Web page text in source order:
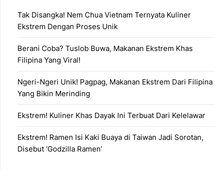
Tak Disangka! Nem Chua Vietnam Ternyata Kuliner
Ekstrem Dengan Proses Unik
Berani Coba? Tuslob Buwa, Makanan Ekstrem Khas
Filipina Yang Viral!
Ngeri-Ngeri Unik! Pagpag, Makanan Ekstrem Dari Filipina
Yang Bikin Merinding
Ekstrem! Kuliner Khas Dayak Ini Terbuat Dari Kelelawar
Ekstrem! Ramen Isi Kaki Buaya di Taiwan Jadi Sorotan,
Disebut ‘Godzilla Ramen’